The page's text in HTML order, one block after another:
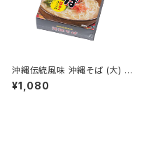
沖縄伝統風味 沖縄そば (大) 5
食入
¥1,080